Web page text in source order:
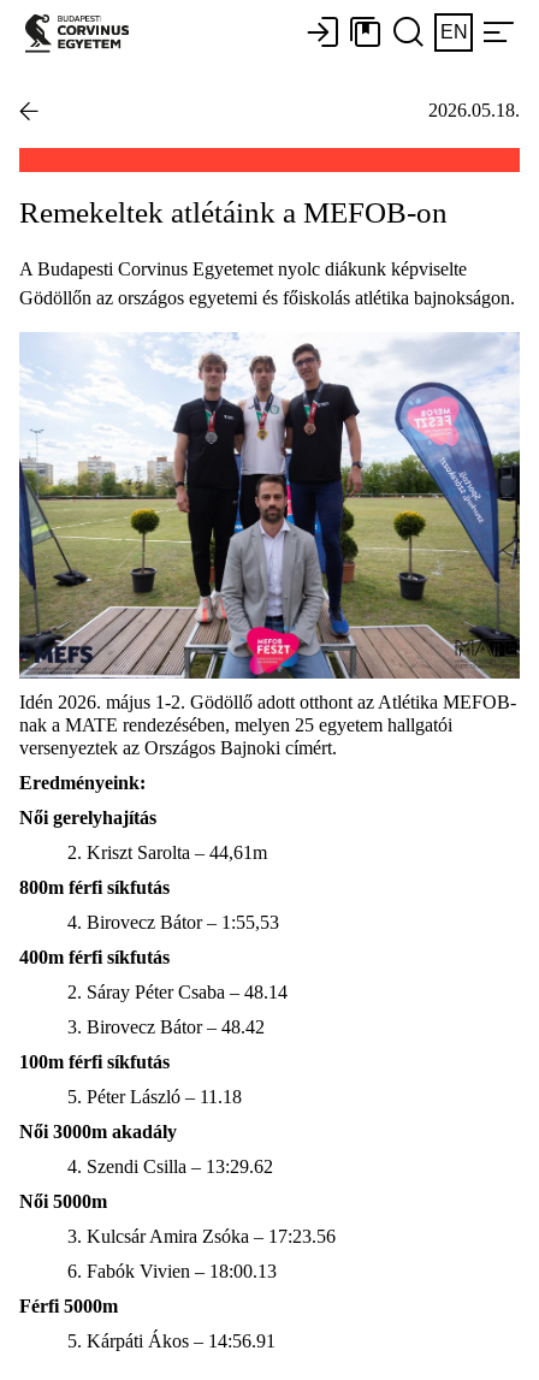
EN
2026.05.18.
Remekeltek atlétáink a MEFOB-on
A Budapesti Corvinus Egyetemet nyolc diákunk képviselte
Gödöllőn az országos egyetemi és főiskolás atlétika bajnokságon.
Idén 2026. május 1-2. Gödöllő adott otthont az Atlétika MEFOB-
nak a MATE rendezésében, melyen 25 egyetem hallgatói
versenyeztek az Országos Bajnoki címért.
Eredményeink:
Női gerelyhajítás
2. Kriszt Sarolta – 44,61m
800m férfi síkfutás
4. Birovecz Bátor – 1:55,53
400m férfi síkfutás
2. Sáray Péter Csaba – 48.14
3. Birovecz Bátor – 48.42
100m férfi síkfutás
5. Péter László – 11.18
Női 3000m akadály
4. Szendi Csilla – 13:29.62
Női 5000m
3. Kulcsár Amira Zsóka – 17:23.56
6. Fabók Vivien – 18:00.13
Férfi 5000m
5. Kárpáti Ákos – 14:56.91